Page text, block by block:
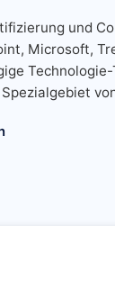
und
Microsoft,